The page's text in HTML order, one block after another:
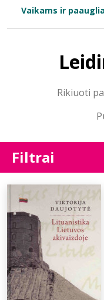
Bibliotekoms
Vaikams ir
Rikiuoti
Filtrai